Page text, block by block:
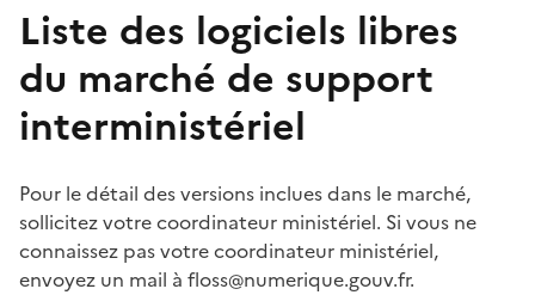
Liste des logiciels libres
du marché de support
interministériel
Pour le détail des versions inclues dans le marché,
sollicitez votre coordinateur ministériel. Si vous ne
connaissez pas votre coordinateur ministériel,
envoyez un mail à floss@numerique.gouv.fr.